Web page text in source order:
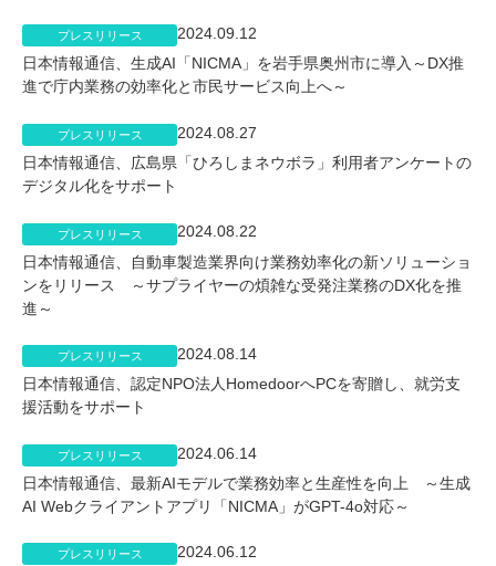
プレスリリース
2024.09.12
日本情報通信、生成AI「NICMA」を岩手県奥州市に導入～DX推
進で庁内業務の効率化と市民サービス向上へ～
プレスリリース
2024.08.27
日本情報通信、広島県「ひろしまネウボラ」利用者アンケートの
デジタル化をサポート
プレスリリース
2024.08.22
日本情報通信、自動車製造業界向け業務効率化の新ソリューショ
ンをリリース ～サプライヤーの煩雑な受発注業務のDX化を推
進～
プレスリリース
2024.08.14
日本情報通信、認定NPO法人HomedoorへPCを寄贈し、就労支
援活動をサポート
プレスリリース
2024.06.14
日本情報通信、最新AIモデルで業務効率と生産性を向上 ～生成
AI Webクライアントアプリ「NICMA」がGPT-4o対応～
プレスリリース
2024.06.12